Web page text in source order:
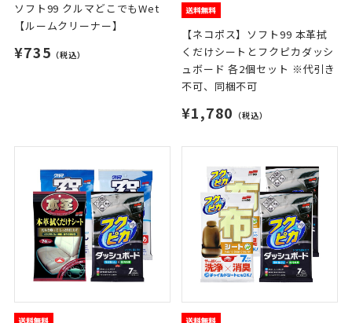
ソフト99 クルマどこでもWet
【ルームクリーナー】
¥735 （税込）
【ネコポス】ソフト99 本革拭
くだけシートとフクピカダッシ
ュボード 各2個セット ※代引き
不可、同梱不可
¥1,780 （税込）